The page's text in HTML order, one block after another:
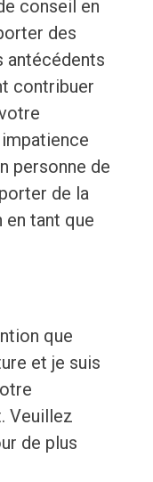
conseil en
des
antécédents
contribuer
personne de
de la
en tant que
que
et je suis
Veuillez
de plus